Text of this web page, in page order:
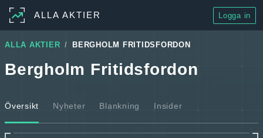
ALLA AKTIER Logga in
ALLA AKTIER BERGHOLM FRITIDSFORDON
Bergholm Fritidsfordon
Översikt Nyheter Blankning Insider